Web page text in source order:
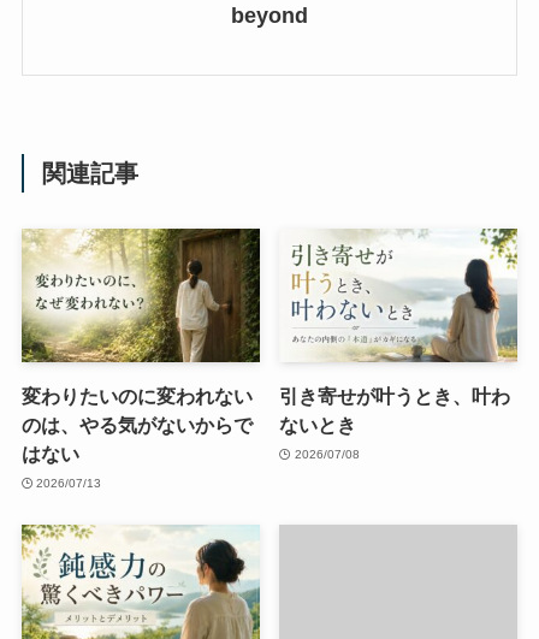
beyond
関連記事
変わりたいのに変われない
のは、やる気がないからで
はない
2026/07/13
引き寄せが叶うとき、叶わ
ないとき
2026/07/08